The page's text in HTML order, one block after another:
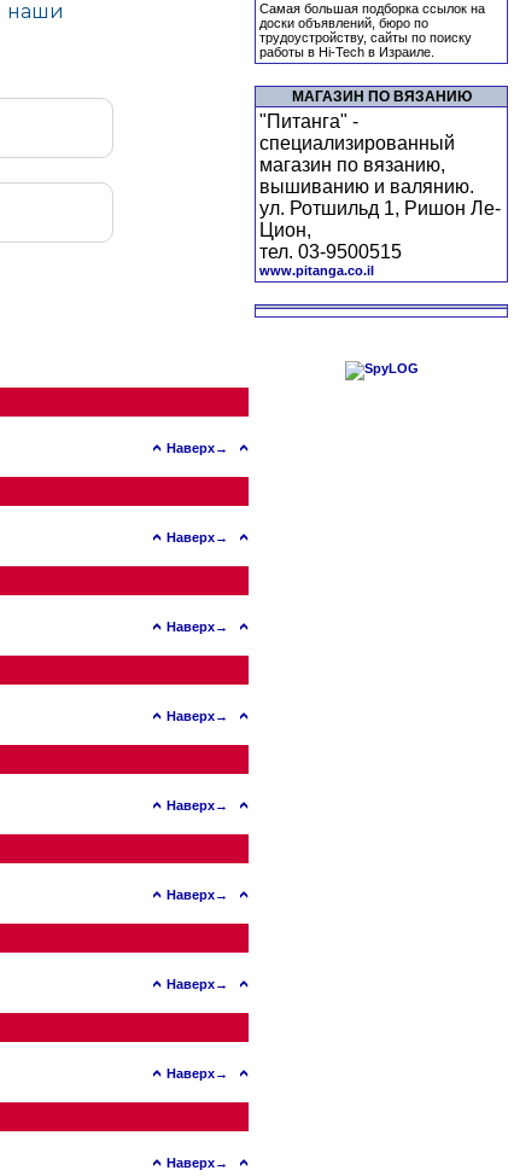
Наверх→
Наверх→
Наверх→
Наверх→
Наверх→
Наверх→
Наверх→
Наверх→
Наверх→
Самая большая подборка ссылок на
доски объявлений, бюро по
трудоустройству, сайты по поиску
работы в Hi-Tech в Израиле.
МАГАЗИН ПО ВЯЗАНИЮ
"Питанга" -
специализированный
магазин по вязанию,
вышиванию и валянию.
ул. Ротшильд 1, Ришон Ле-
Цион,
тел. 03-9500515
www.pitanga.co.il